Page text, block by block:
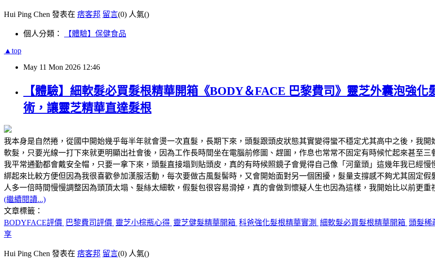
Hui Ping Chen 發表在 痞客邦 留言(0) 人氣()
個人分類： 【體驗】保健食品
▲top
May 11 Mon 2026 12:46
【體驗】細軟髮必買髮根精華開箱《BODY＆FACE 巴黎費司》靈芝外囊泡強
術，讓靈芝精華直達髮根
我本身是自然捲，從國中開始幾乎每半年就會燙一次直髮，長期下來，頭髮跟頭皮狀態其實變得蠻不穩定尤其高中之後，我
軟髮，只要光線一打下來就更明顯出社會後，因為工作長時間坐在電腦前修圖、趕圖，作息也常常不固定有時候忙起來甚至
我平常通勤都會戴安全帽，只要一拿下來，頭髮直接塌到貼頭皮，真的有時候照鏡子會覺得自己像「河童頭」這幾年我已經
綁起來比較方便但因為我很喜歡參加漢服活動，每次要做古風髮髻時，又會開始面對另一個困擾，髮量支撐感不夠尤其固定
人多一倍時間慢慢調整因為頭頂太塌、髮絲太細軟，假髮包很容易滑掉，真的會做到懷疑人生也因為這樣，我開始比以前更重
(繼續閱讀...)
文章標籤：
BODYFACE評價
巴黎費司評價 靈芝小棕瓶心得 靈芝健髮精華開箱 科爸強化髮根精華實測 細軟髮必買髮根精華開箱 頭髮稀
享
Hui Ping Chen 發表在 痞客邦 留言(0) 人氣()